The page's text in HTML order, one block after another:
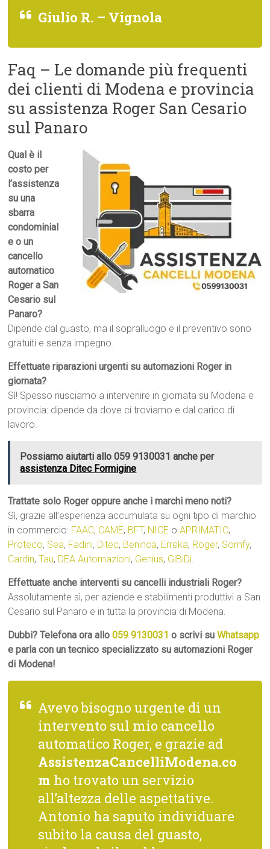
Giulio R. – Vignola
Faq – Le domande più frequenti
dei clienti di Modena e provincia
su assistenza Roger San Cesario
sul Panaro
Qual è il
costo per
l’assistenza
su una
sbarra
condominial
e o un
cancello
automatico
Roger a San
Cesario sul
Panaro?
Dipende dal guasto, ma il sopralluogo e il preventivo sono
gratuiti e senza impegno.
Effettuate riparazioni urgenti su automazioni Roger in
giornata?
Sì! Spesso riusciamo a intervenire in giornata su Modena e
provincia: dipende da dove ci troviamo e dal carico di
lavoro.
Possiamo aiutarti allo 059 9130031 anche per
assistenza Ditec Formigine
Trattate solo Roger oppure anche i marchi meno noti?
Sì, grazie all’esperienza accumulata su ogni tipo di marchio
in commercio: FAAC, CAME, BFT, NICE oAPRIMATIC,
Proteco, Sea, Fadini, Ditec, Beninca, Erreka, Roger, Somfy,
Cardin,Tau, DEA Automazioni, Genius, GiBiDi.
Effettuate anche interventi su cancelli industriali Roger?
Assolutamente sì, per aziende e stabilimenti produttivi a San
Cesario sul Panaro e in tutta la provincia di Modena.
Dubbi? Telefona ora allo059 9130031 o scrivi suWhatsapp
e parla con un tecnico specializzato su automazioni Roger
di Modena!
Avevo bisogno urgente di un
intervento sul mio cancello
automatico Roger, e grazie ad
AssistenzaCancelliModena.co
m ho trovato un servizio
all’altezza delle aspettative.
Antonio ha saputo individuare
subito la causa del guasto,